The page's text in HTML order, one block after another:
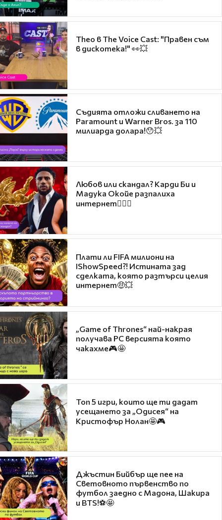
Theo в The Voice Cast: "Правен съм
в дискотека!" 👀💥
Съдията отложи сливането на
Paramount и Warner Bros. за 110
милиарда долара!😯💥
Любов или скандал? Карди Би и
Мадука Окойе разпалиха
интернет❤️‍🔥🔥
Плати ли FIFA милиони на
IShowSpeed?! Истината зад
сделката, която разтърси целия
интернет🤑💥
„Game of Thrones“ най-накрая
получава PC версията която
чакахме🎮🤩
Топ 5 игри, които ще ти дадат
усещането за „Одисея“ на
Кристофър Нолан🤩🎮
Джъстин Бийбър ще пее на
Световното първенство по
футбол заедно с Мадона, Шакира
и BTS!⚽🤩